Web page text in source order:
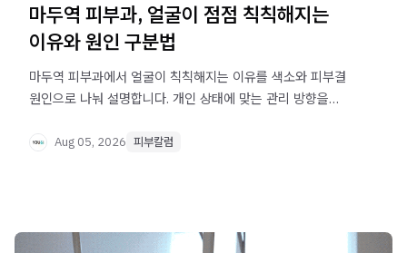
마두역 피부과, 얼굴이 점점 칙칙해지는
이유와 원인 구분법
마두역 피부과에서 얼굴이 칙칙해지는 이유를 색소와 피부결
원인으로 나눠 설명합니다. 개인 상태에 맞는 관리 방향을
Aug 05, 2026 피부칼럼